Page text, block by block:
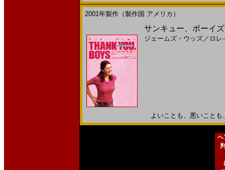
2001年製作（製作国 アメリカ）
サンキュー、ボーイ
ジェームズ・ウッズ／ ロレ
よいことも、悪いこと
ヘ